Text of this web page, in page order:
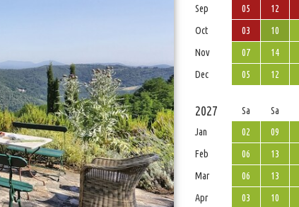
Sep
05 12
Oct
03 10
Nov
07 14
Dec
05 12
2027 Sa Sa
Jan
02 09
Feb
06 13
Mar
06 13
Apr
03 10